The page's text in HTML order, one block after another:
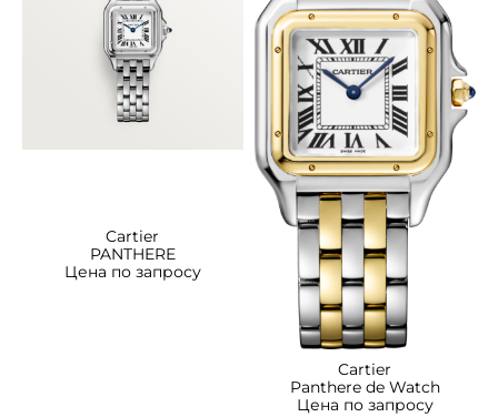
Cartier
PANTHERE
Цена по запросу
Cartier
Panthere de Watch
Цена по запросу